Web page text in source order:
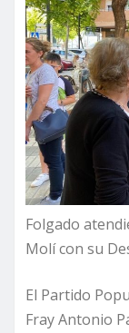
Folgado
Molí con su
El Partido
Fray Antonio